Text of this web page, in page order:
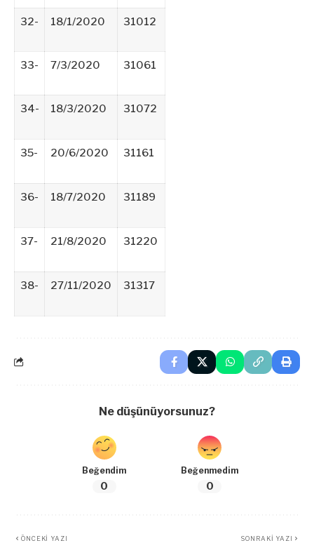
32- 18/1/2020 31012
33- 7/3/2020 31061
34- 18/3/2020 31072
35- 20/6/2020 31161
36- 18/7/2020 31189
37- 21/8/2020 31220
38- 27/11/2020 31317
Ne düşünüyorsunuz?
Beğendim
0
Beğenmedim
0
ÖNCEKI YAZI SONRAKI YAZI